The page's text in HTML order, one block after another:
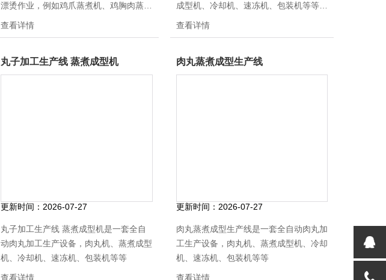
漂烫作业，例如鸡爪蒸煮机、鸡胸肉蒸煮
机、鸭脖蒸煮机、鸭肠蒸煮机等等，每种
查看详情
成型机、冷却机、速冻机、包装机等等，
设备板材均是采用sus304食品级不锈钢
查看详情
丸子加工生产线 蒸煮成型机
更新时间： 2026-07-27
丸子加工生产线 蒸煮成型机是一套全自
动肉丸加工生产设备，肉丸机、蒸煮成型
机、冷却机、速冻机、包装机等等
查看详情
肉丸蒸煮成型生产线
更新时间： 2026-07-27
肉丸蒸煮成型生产线是一套全自动肉丸加
工生产设备，肉丸机、蒸煮成型机、冷却
机、速冻机、包装机等等
查看详情